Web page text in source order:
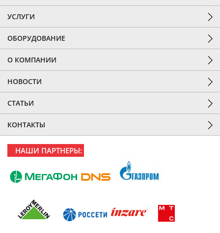
УСЛУГИ
ОБОРУДОВАНИЕ
О КОМПАНИИ
НОВОСТИ
СТАТЬИ
КОНТАКТЫ
НАШИ ПАРТНЕРЫ: